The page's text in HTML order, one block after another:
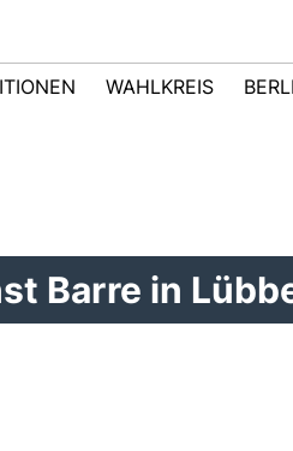
WAHLKREIS
Barre in